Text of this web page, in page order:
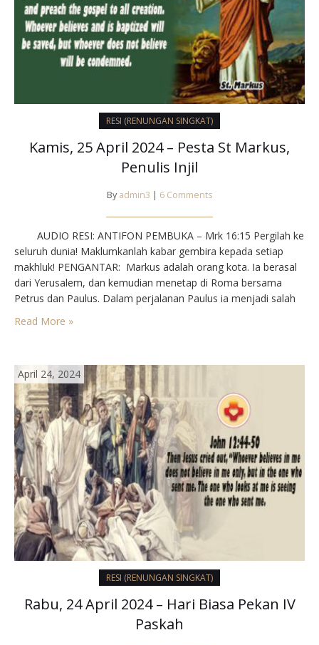
RESI (RENUNGAN SINGKAT)
Kamis, 25 April 2024 – Pesta St Markus,
Penulis Injil
By admin3 | 6 Comments
AUDIO RESI: ANTIFON PEMBUKA – Mrk 16:15 Pergilah ke
seluruh dunia! Maklumkanlah kabar gembira kepada setiap
makhluk! PENGANTAR: Markus adalah orang kota. Ia berasal
dari Yerusalem, dan kemudian menetap di Roma bersama
Petrus dan Paulus. Dalam perjalanan Paulus ia menjadi salah
tidak cocok baginya. Ia mau mewartakan Injil dengan
Read More »
April 24, 2024
RESI (RENUNGAN SINGKAT)
Rabu, 24 April 2024 – Hari Biasa Pekan IV
Paskah